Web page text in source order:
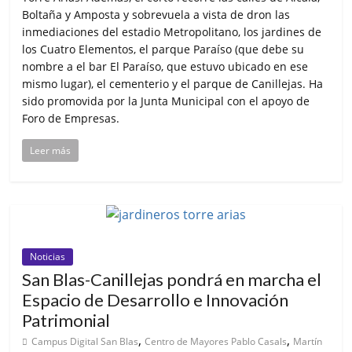
Boltaña y Amposta y sobrevuela a vista de dron las
inmediaciones del estadio Metropolitano, los jardines de
los Cuatro Elementos, el parque Paraíso (que debe su
nombre a el bar El Paraíso, que estuvo ubicado en ese
mismo lugar), el cementerio y el parque de Canillejas. Ha
sido promovida por la Junta Municipal con el apoyo de
Foro de Empresas.
Leer más
Noticias
San Blas-Canillejas pondrá en marcha el
Espacio de Desarrollo e Innovación
Patrimonial
Campus Digital San Blas,Centro de Mayores Pablo Casals, Martín